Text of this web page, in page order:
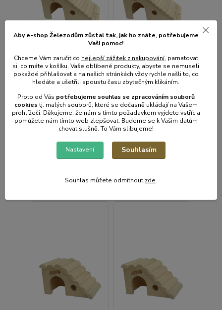
Domek šikmý bok
králík obr
363 Kčbez
Skladem centrální
sklad | odešleme do 1-3
prac. dnů
Přidat do košíku
Domek šikmý bok
králík
326 Kč bez
DPH
Skladem centrální
sklad | odešleme do 1-3
prac. dnů
Přidat do košíku
Aby e-shop Železodům zůstal tak, jak ho znáte, potřebujeme
Vaši pomoc!
Chceme Vám zaručit co nejlepší zážitek z nakupování, pamatovat
si, co máte v košíku, Vaše oblíbené produkty, abyste se nemuseli
pokaždé přihlašovat a na našich stránkách vždy rychle našli to, co
hledáte a ušetřili spoustu času zbytečným klikáním.
Proto od Vás potřebujeme souhlas se zpracováním souborů
cookiestj. malých souborů, které se dočasně ukládají na Vašem
prohlížeči. Děkujeme, že nám s tímto požadavkem vyjdete vstříc a
pomůžete nám tímto web zlepšovat. Budeme se k Vašim datům
chovat slušně. To Vám slibujeme!
Nastavení Souhlasím
Souhlas můžete odmítnout zde.